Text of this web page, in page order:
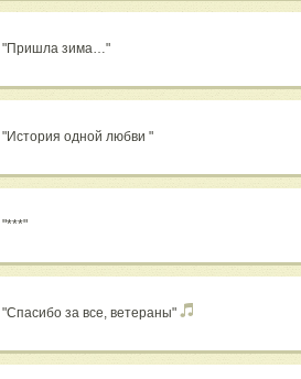
"Пришла зима…"
"История одной любви "
"***"
"Спасибо за все, ветераны"